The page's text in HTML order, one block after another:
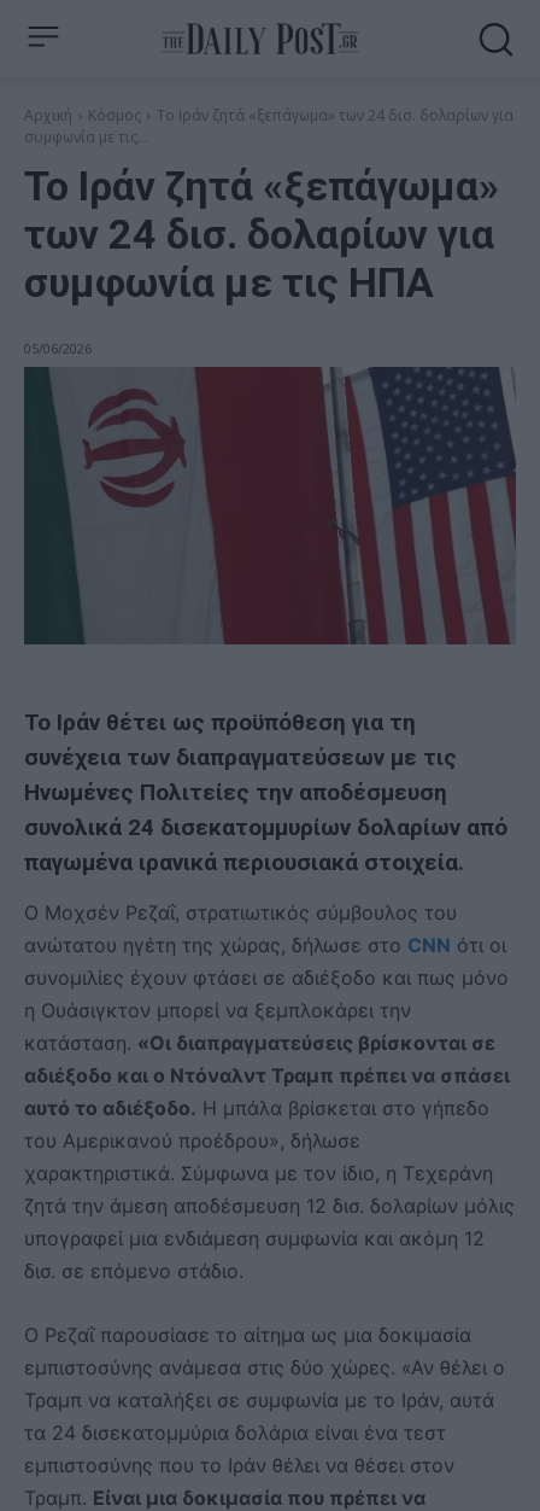
Αρχική Κόσμος
Το Ιράν ζητά «ξεπάγωμα» των 24 δισ. δολαρίων για
συμφωνία με τις...
Το Ιράν ζητά «ξεπάγωμα»
των 24 δισ. δολαρίων για
συμφωνία με τις ΗΠΑ
05/06/2026
Το Ιράν θέτει ως προϋπόθεση για τη
συνέχεια των διαπραγματεύσεων με τις
Ηνωμένες Πολιτείες την αποδέσμευση
συνολικά 24 δισεκατομμυρίων δολαρίων από
παγωμένα ιρανικά περιουσιακά στοιχεία.
Ο Μοχσέν Ρεζαΐ, στρατιωτικός σύμβουλος του
ανώτατου ηγέτη της χώρας, δήλωσε στο CNN ότι οι
συνομιλίες έχουν φτάσει σε αδιέξοδο και πως μόνο
η Ουάσιγκτον μπορεί να ξεμπλοκάρει την
κατάσταση. «Οι διαπραγματεύσεις βρίσκονται σε
αδιέξοδο και ο Ντόναλντ Τραμπ πρέπει να σπάσει
αυτό το αδιέξοδο. Η μπάλα βρίσκεται στο γήπεδο
του Αμερικανού προέδρου», δήλωσε
χαρακτηριστικά. Σύμφωνα με τον ίδιο, η Τεχεράνη
ζητά την άμεση αποδέσμευση 12 δισ. δολαρίων μόλις
υπογραφεί μια ενδιάμεση συμφωνία και ακόμη 12
δισ. σε επόμενο στάδιο.
Ο Ρεζαΐ παρουσίασε το αίτημα ως μια δοκιμασία
εμπιστοσύνης ανάμεσα στις δύο χώρες. «Αν θέλει ο
Τραμπ να καταλήξει σε συμφωνία με το Ιράν, αυτά
τα 24 δισεκατομμύρια δολάρια είναι ένα τεστ
εμπιστοσύνης που το Ιράν θέλει να θέσει στον
Τραμπ. Είναι μια δοκιμασία που πρέπει να